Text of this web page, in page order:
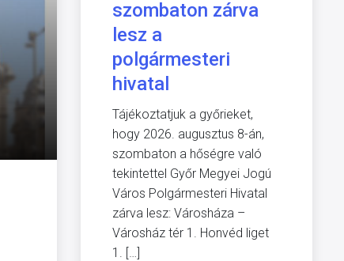
szombaton zárva
lesz a
polgármesteri
hivatal
Tájékoztatjuk a győrieket,
hogy 2026. augusztus 8-án,
szombaton a hőségre való
tekintettel Győr Megyei Jogú
Város Polgármesteri Hivatal
zárva lesz: Városháza –
Városház tér 1. Honvéd liget
1. […]